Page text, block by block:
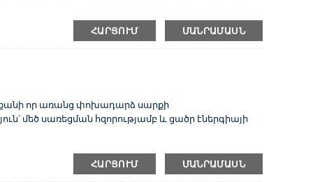
նյութի համար
խտացման ագրեգատի ստանդարտ
սառեցման խտացուցիչ, բազային լուծույթի
վահանակ, b5.2 սառնարանային յուղ,
ՀԱՐՑՈՒՄ ՄԱՆՐԱՄԱՍՆ
որ առանց փոխադարձ սարքի
մեծ սառեցման հզորությամբ և ցածր էներգիայի
և ավելի երկար ծառայության ժամկետ, որը
ՀԱՐՑՈՒՄ ՄԱՆՐԱՄԱՍՆ